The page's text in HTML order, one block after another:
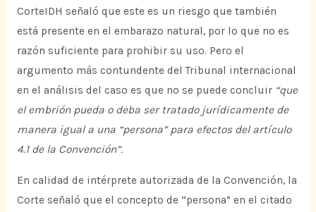
CorteIDH señaló que este es un riesgo que también
está presente en el embarazo natural, por lo que no es
razón suficiente para prohibir su uso. Pero el
argumento más contundente del Tribunal internacional
en el análisis del caso es que no se puede concluir “que
el embrión pueda o deba ser tratado jurídicamente de
manera igual a una “persona” para efectos del artículo
4.1 de la Convención”.
En calidad de intérprete autorizada de la Convención, la
Corte señaló que el concepto de “persona” en el citado